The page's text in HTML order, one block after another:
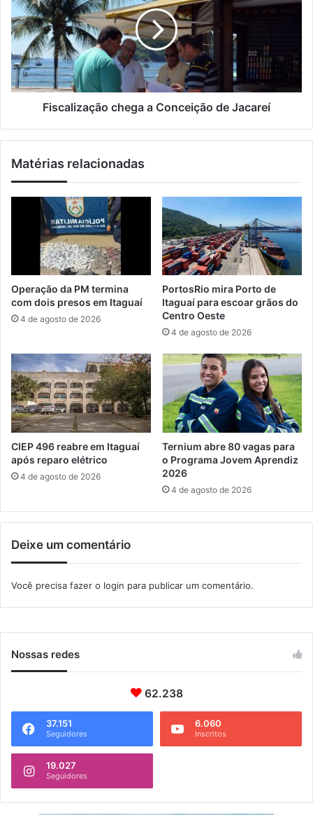
m
a
l
R
e
i
n
a
a
Z
e
o
i
o
s
c
a
i
z
a
h
e
o
d
e
J
a
c
a
r
e
Fiscalização chega a Conceição de Jacareí
Matérias relacionadas
Operação da PM termina
com dois presos em Itaguaí
4 de agosto de 2026
PortosRio mira Porto de
Itaguaí para escoar grãos do
Centro Oeste
4 de agosto de 2026
CIEP 496 reabre em Itaguaí
após reparo elétrico
4 de agosto de 2026
Ternium abre 80 vagas para
o Programa Jovem Aprendiz
2026
4 de agosto de 2026
Deixe um comentário
Você precisa fazer o login para publicar um comentário.
Nossas redes
62.238
37.151
Seguidores
6.060
Inscritos
19.027
Seguidores